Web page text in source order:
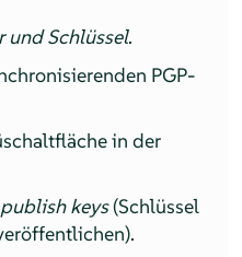
und Schlüssel.
PGP-
in der
keys(Schlüssel